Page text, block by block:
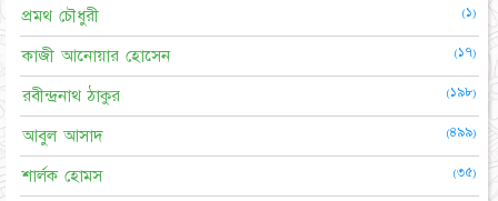
প্রমথ চৌধুরী (১)
কাজী আনোয়ার হোসেন (১৭)
রবীন্দ্রনাথ ঠাকুর (১৯৮)
আবুল আসাদ (৪৯৯)
শার্লক হোমস (৩৫)